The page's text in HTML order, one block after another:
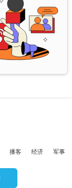
播客 经济 军事